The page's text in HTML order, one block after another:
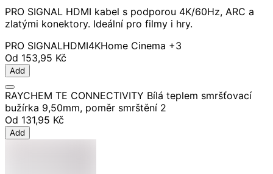
PRO SIGNAL HDMI kabel s podporou 4K/60Hz, ARC a
zlatými konektory. Ideální pro filmy i hry.
PRO SIGNALHDMI4KHome Cinema +3
Od 153,95 Kč
Add
RAYCHEM TE CONNECTIVITY Bílá teplem smršťovací
bužírka 9,50mm, poměr smrštění 2
Od 131,95 Kč
Add